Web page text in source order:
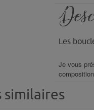
Les
Je vous
similaires